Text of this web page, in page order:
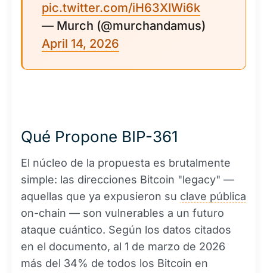
pic.twitter.com/iH63XIWi6k
— Murch (@murchandamus)
April 14, 2026
Qué Propone BIP-361
El núcleo de la propuesta es brutalmente
simple: las direcciones Bitcoin "legacy" —
aquellas que ya expusieron su clave pública
on-chain — son vulnerables a un futuro
ataque cuántico. Según los datos citados
en el documento, al 1 de marzo de 2026
más del 34% de todos los Bitcoin en